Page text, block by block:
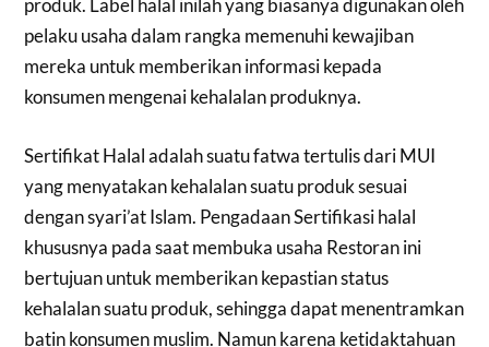
produk. Label halal inilah yang biasanya digunakan oleh
pelaku usaha dalam rangka memenuhi kewajiban
mereka untuk memberikan informasi kepada
konsumen mengenai kehalalan produknya.
Sertifikat Halal adalah suatu fatwa tertulis dari MUI
yang menyatakan kehalalan suatu produk sesuai
dengan syari’at Islam. Pengadaan Sertifikasi halal
khususnya pada saat membuka usaha Restoran ini
bertujuan untuk memberikan kepastian status
kehalalan suatu produk, sehingga dapat menentramkan
batin konsumen muslim. Namun karena ketidaktahuan